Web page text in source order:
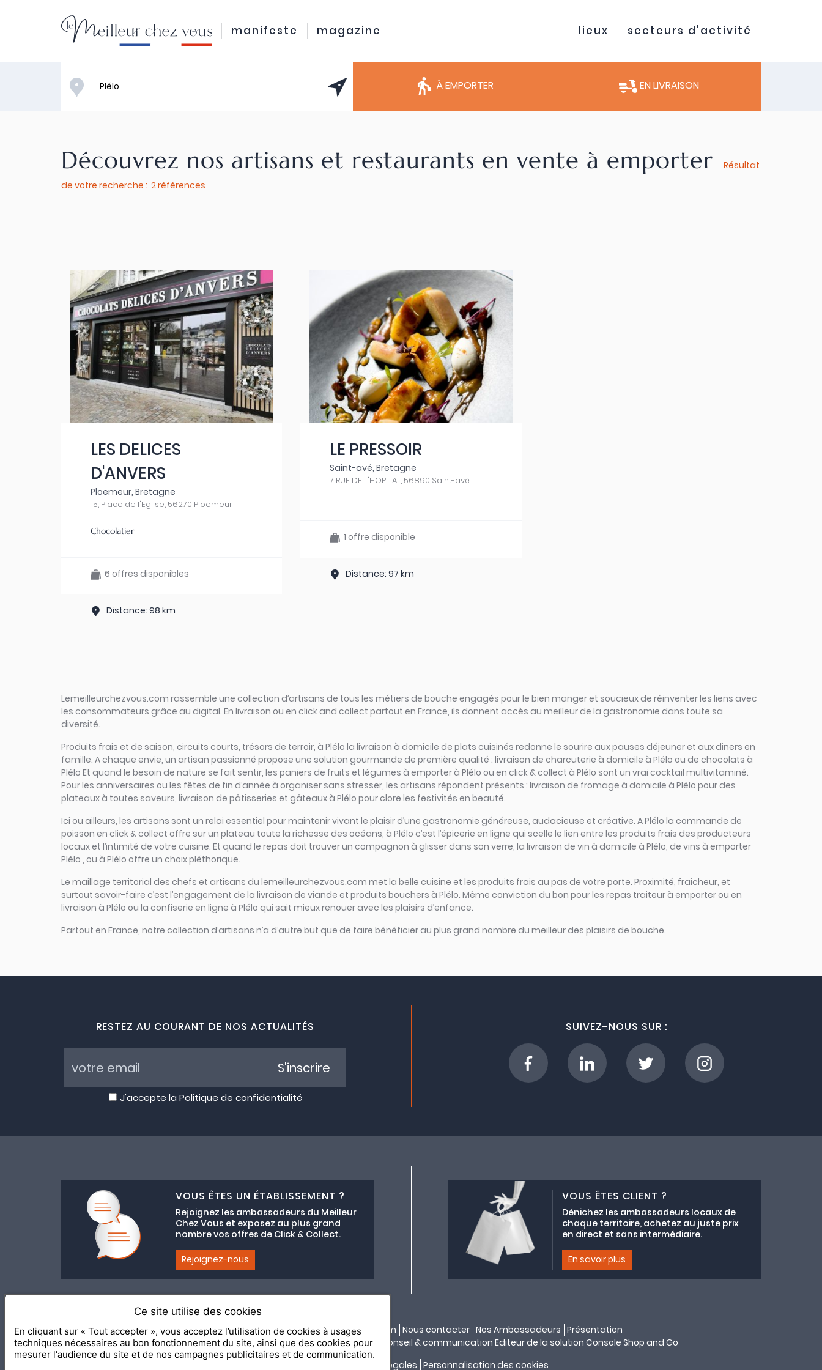
manifeste magazine lieux secteurs d'activité
À EMPORTER EN LIVRAISON
Découvrez nos artisans et restaurants en vente à emporter
Résultat
de votre recherche : 2 références
LES DELICES
D'ANVERS
Ploemeur, Bretagne
15, Place de l'Eglise, 56270 Ploemeur
Chocolatier
6 offres disponibles
Distance: 98 km
LE PRESSOIR
Saint-avé, Bretagne
7 RUE DE L'HOPITAL, 56890 Saint-avé
1 offre disponible
Distance: 97 km
Lemeilleurchezvous.com rassemble une collection d’artisans de tous les métiers de bouche engagés pour le bien manger et soucieux de réinventer les liens avec
les consommateurs grâce au digital. En livraison ou en click and collect partout en France, ils donnent accès au meilleur de la gastronomie dans toute sa
diversité.
Produits frais et de saison, circuits courts, trésors de terroir, à Plélo la livraison à domicile de plats cuisinés redonne le sourire aux pauses déjeuner et aux diners en
famille. A chaque envie, un artisan passionné propose une solution gourmande de première qualité : livraison de charcuterie à domicile à Plélo ou de chocolats à
Plélo Et quand le besoin de nature se fait sentir, les paniers de fruits et légumes à emporter à Plélo ou en click & collect à Plélo sont un vrai cocktail multivitaminé.
Pour les anniversaires ou les fêtes de fin d’année à organiser sans stresser, les artisans répondent présents : livraison de fromage à domicile à Plélo pour des
plateaux à toutes saveurs, livraison de pâtisseries et gâteaux à Plélo pour clore les festivités en beauté.
Ici ou ailleurs, les artisans sont un relai essentiel pour maintenir vivant le plaisir d’une gastronomie généreuse, audacieuse et créative. A Plélo la commande de
poisson en click & collect offre sur un plateau toute la richesse des océans, à Plélo c’est l’épicerie en ligne qui scelle le lien entre les produits frais des producteurs
locaux et l’intimité de votre cuisine. Et quand le repas doit trouver un compagnon à glisser dans son verre, la livraison de vin à domicile à Plélo, de vins à emporter
Plélo , ou à Plélo offre un choix pléthorique.
Le maillage territorial des chefs et artisans du lemeilleurchezvous.com met la belle cuisine et les produits frais au pas de votre porte. Proximité, fraicheur, et
surtout savoir-faire c’est l’engagement de la livraison de viande et produits bouchers à Plélo. Même conviction du bon pour les repas traiteur à emporter ou en
livraison à Plélo ou la confiserie en ligne à Plélo qui sait mieux renouer avec les plaisirs d’enfance.
Partout en France, notre collection d’artisans n’a d’autre but que de faire bénéficier au plus grand nombre du meilleur des plaisirs de bouche.
RESTEZ AU COURANT DE NOS ACTUALITÉS
J'accepte la Politique de confidentialité
S'inscrire
SUIVEZ-NOUS SUR :
VOUS ÊTES UN ÉTABLISSEMENT ?
Rejoignez les ambassadeurs du Meilleur
Chez Vous et exposez au plus grand
nombre vos offres de Click & Collect.
Rejoignez-nous
VOUS ÊTES CLIENT ?
Dénichez les ambassadeurs locaux de
chaque territoire, achetez au juste prix
en direct et sans intermédiaire.
En savoir plus
Adhésion au collectif lemeilleurchezvous.com Nous contacter Nos Ambassadeurs Présentation
2020 Le Meilleur Chez Vous, édité parAPI & YOU| Agence conseil & communication Editeur de la solution Console Shop and Go
Mentions légales Personnalisation des cookies
Ce site utilise des cookies
En cliquant sur « Tout accepter », vous acceptez l’utilisation de cookies à usages
techniques nécessaires au bon fonctionnement du site, ainsi que des cookies pour
mesurer l'audience du site et de nos campagnes publicitaires et de communication.